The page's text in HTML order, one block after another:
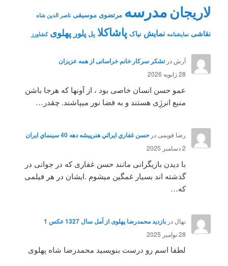
لاریجانمدرسه مرتضوی موسیقی ناصر الدین شاه
نقاشی نمايشنامه نمایش نیاک پاشاکلا پل پلور پهلوی کشاورز
آرش درتشکر سرکار خانم خراسانی از همه عزیزان
28 ژانویه 2026
عمو حسن انسان خاصی بود ، از آونها که هرجا باشن
منبع انرژِی هستند و به فضا نور میپاشند. چقدر…
رضا قویمی در حسن غفاري ايرائي هنرپيشه دهه 40 سينماي ايران
2 دسامبر 2025
با دیدن بازیگرانی مانند حسن غفاری که در جوانی در
گذشته اند بسیار غمگین میشوم .ایشان در هر فیلمی
که…
نهال در بازدید محمدرضا پهلوی از آمل سال 1327 عکس 1
28 نوامبر 2025
لطفا اسم رو درست بنویسید محمدرضا شاه پهلوی